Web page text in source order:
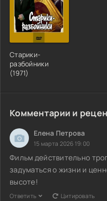
Старики-
разбойники
(1971)
Комментарии и
Елена Петрова
15 марта 2026 19:00
Фильм действительно
задуматься о жизни и
высоте!
Ответить Цитировать